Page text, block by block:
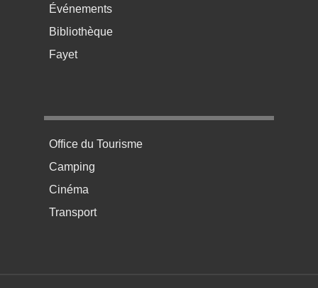
Événements
Bibliothèque
Fayet
Menu pratique bas de page 4
Office du Tourisme
Camping
Cinéma
Transport